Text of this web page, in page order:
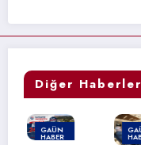
Diğer Haberler
GAÜN
HABER